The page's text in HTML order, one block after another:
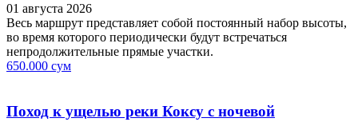
01 августа 2026
Весь маршрут представляет собой постоянный набор высоты,
во время которого периодически будут встречаться
непродолжительные прямые участки.
650.000 сум
Поход к ущелью реки Коксу с ночевой